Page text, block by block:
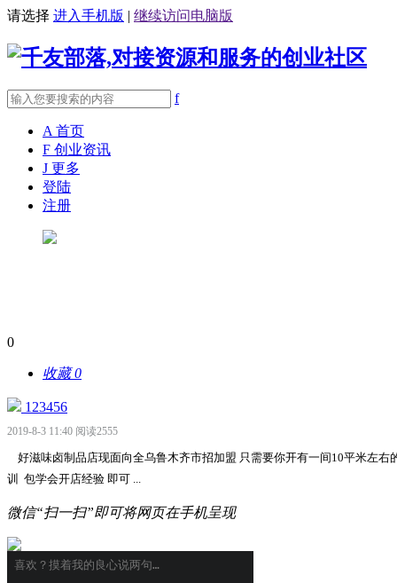
请选择 进入手机版 | 继续访问电脑版
f
A 首页
F 创业资讯
J 更多
登陆
注册
0
收藏0
123456
2019-8-3 11:40 阅读2555
好滋味卤制品店现面向全乌鲁木齐市招加盟 只需要你开有一间10平米左
训 包学会开店经验 即可 ...
微信“扫一扫”即可将网页在手机呈现